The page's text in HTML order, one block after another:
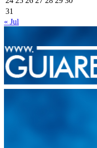
31
« Jul